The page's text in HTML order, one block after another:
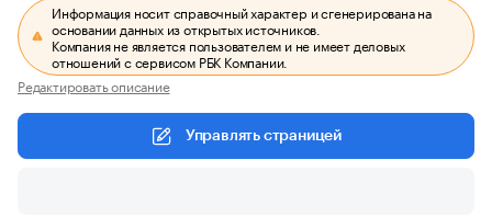
Информация носит справочный характер и сгенерирована на
основании данных из открытых источников.
Компания не является пользователем и не имеет деловых
отношений с сервисом РБК Компании.
Редактировать описание
Управлять страницей